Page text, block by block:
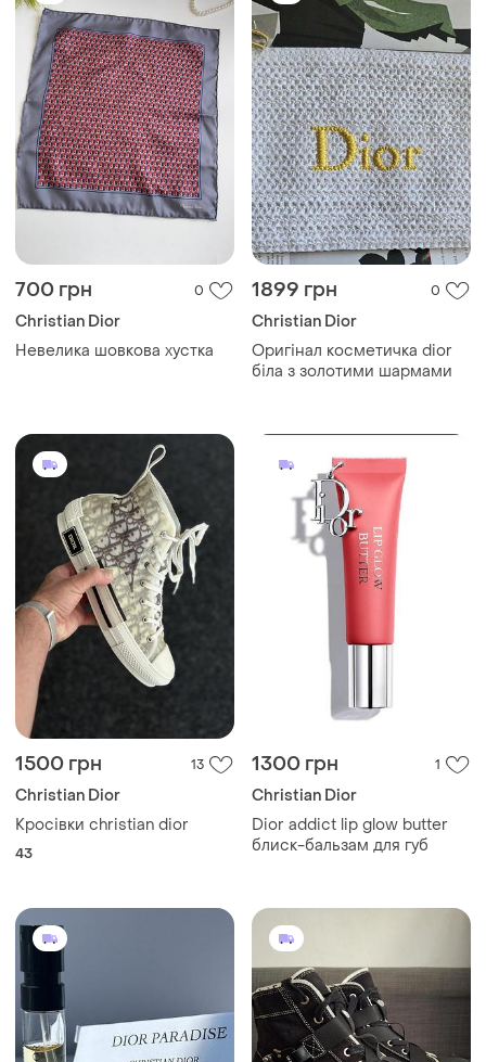
700 грн 0
Christian Dior
Невелика шовкова хустка
1899 грн 0
Christian Dior
Оригінал косметичка dior
біла з золотими шармами
1500 грн 13
Christian Dior
Кросівки christian dior
43
1300 грн 1
Christian Dior
Dior addict lip glow butter
блиск-бальзам для губ